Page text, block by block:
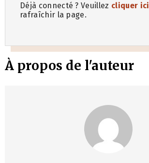
Déjà connecté ? Veuillez cliquer ici
rafraîchir la page.
À propos de l'auteur